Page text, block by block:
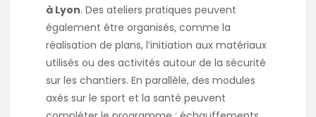
à Lyon. Des ateliers pratiques peuvent
également être organisés, comme la
réalisation de plans, l’initiation aux matériaux
utilisés ou des activités autour de la sécurité
sur les chantiers. En parallèle, des modules
axés sur le sport et la santé peuvent